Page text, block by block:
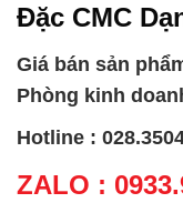
Đặc CMC
Giá bán sản
Phòng kinh
Hotline :
ZALO :